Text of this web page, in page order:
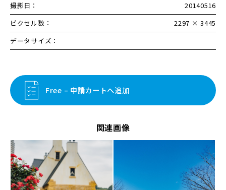
撮影日：
20140516
ピクセル数：
2297 × 3445
データサイズ：
Free – 申請カートへ追加
関連画像